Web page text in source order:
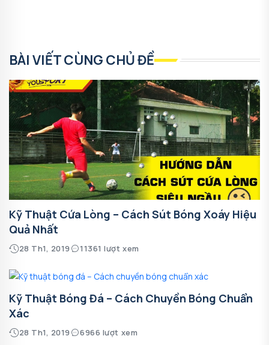
BÀI VIẾT CÙNG CHỦ ĐỀ
Kỹ Thuật Cứa Lòng – Cách Sút Bóng Xoáy Hiệu
Quả Nhất
28 Th1, 2019 11361 lượt xem
Kỹ Thuật Bóng Đá – Cách Chuyền Bóng Chuẩn
Xác
28 Th1, 2019 6966 lượt xem